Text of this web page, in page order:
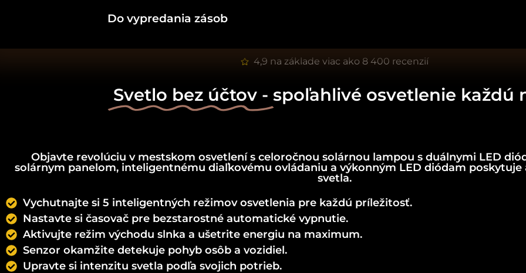
Do vypredania zásob
4,9 na základe viac ako 8 400 recenzií
Svetlo bez účtov - spoľahlivé osvetlenie každú
Objavte revolúciu v mestskom osvetlení s celoročnou solárnou lampou s duálnymi LED
solárnym panelom, inteligentnému diaľkovému ovládaniu a výkonným LED diódam poskytuje
svetla.
Vychutnajte si 5 inteligentných režimov osvetlenia pre každú príležitosť.
Nastavte si časovač pre bezstarostné automatické vypnutie.
Aktivujte režim východu slnka a ušetrite energiu na maximum.
Senzor okamžite detekuje pohyb osôb a vozidiel.
Upravte si intenzitu svetla podľa svojich potrieb.